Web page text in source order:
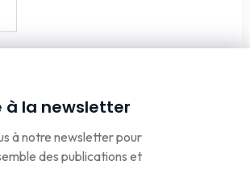
à la newsletter
à notre newsletter pour
des publications et